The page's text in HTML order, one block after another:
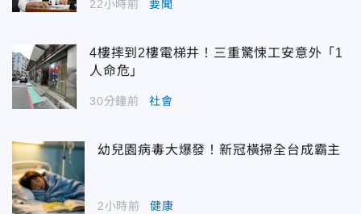
22小時前 要聞
4樓摔到2樓電梯井！三重驚悚工安意外「1
人命危」
30分鐘前 社會
幼兒園病毒大爆發！新冠橫掃全台成霸主
2小時前 健康